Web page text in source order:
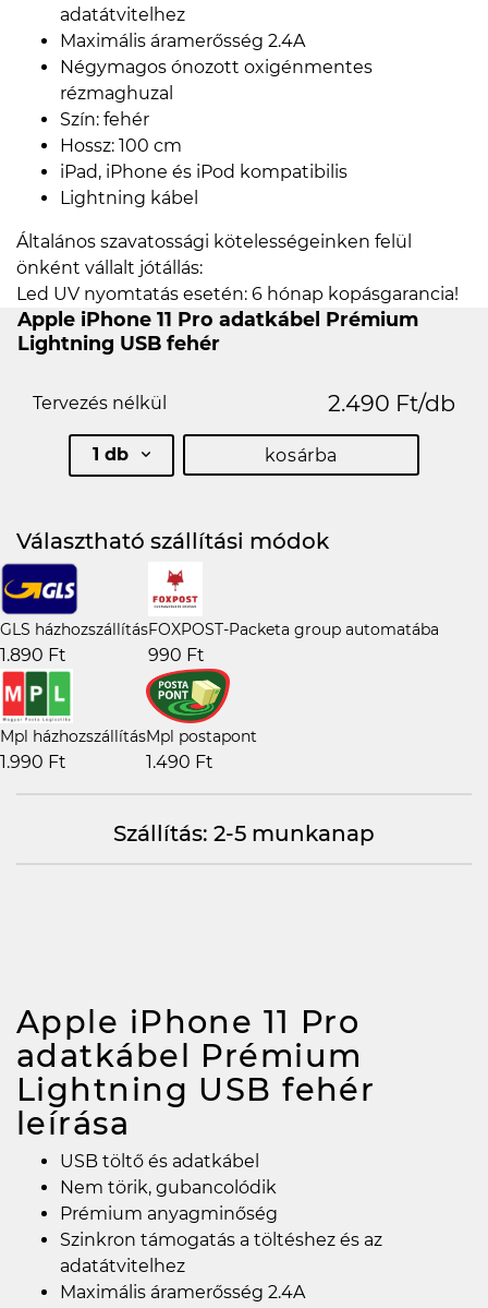
adatátvitelhez
Maximális áramerősség 2.4A
Négymagos ónozott oxigénmentes
rézmaghuzal
Szín: fehér
Hossz: 100 cm
iPad, iPhone és iPod kompatibilis
Lightning kábel
Általános szavatossági kötelességeinken felül
önként vállalt jótállás:
Led UV nyomtatás esetén: 6 hónap kopásgarancia!
Apple iPhone 11 Pro adatkábel Prémium
Lightning USB fehér
Tervezés nélkül 2.490 Ft/db
1 db kosárba
Választható szállítási módok
GLS házhozszállítás
1.890 Ft
FOXPOST-Packeta group automatába
990 Ft
Mpl házhozszállítás
1.990 Ft
Mpl postapont
1.490 Ft
Szállítás: 2-5 munkanap
Apple iPhone 11 Pro
adatkábel Prémium
Lightning USB fehér
leírása
USB töltő és adatkábel
Nem törik, gubancolódik
Prémium anyagminőség
Szinkron támogatás a töltéshez és az
adatátvitelhez
Maximális áramerősség 2.4A